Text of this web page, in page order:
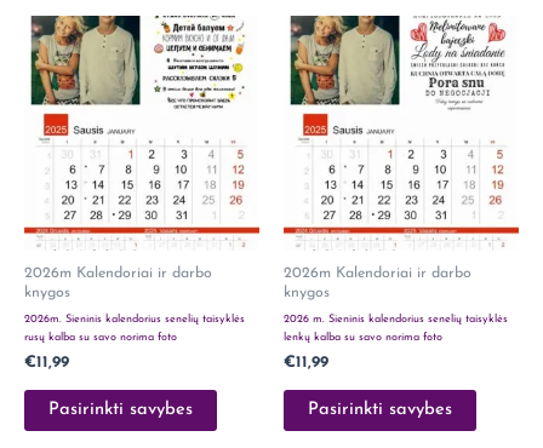
2026m Kalendoriai ir darbo
knygos
2026m. Sieninis kalendorius senelių taisyklės
rusų kalba su savo norima foto
€11,99
Pasirinkti savybes
2026m Kalendoriai ir darbo
knygos
2026 m. Sieninis kalendorius senelių taisyklės
lenkų kalba su savo norima foto
€11,99
Pasirinkti savybes